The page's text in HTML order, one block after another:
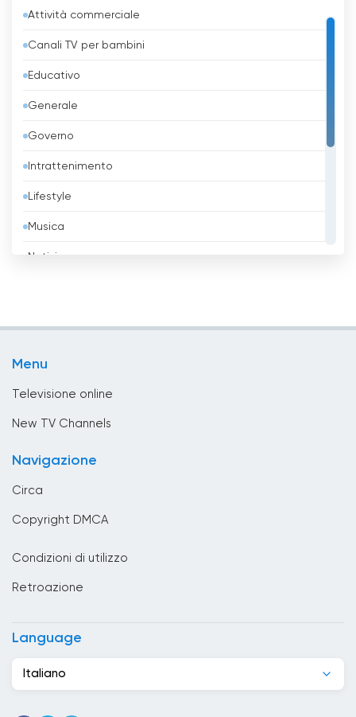
Azerbaigian
Bahrein
Bangladesh
Barbados
Belgio
Belize
Benin
Bhutan
Capo Verde
Chad
Attività commerciale
Canali TV per bambini
Educativo
Generale
Governo
Intrattenimento
Lifestyle
Musica
Notizie
Menu
Televisione online
New TV Channels
Navigazione
Circa
Copyright DMCA
Condizioni di utilizzo
Retroazione
Language
Italiano